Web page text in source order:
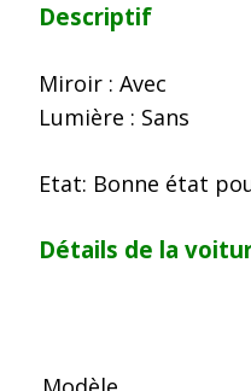
Descriptif
Miroir : Avec
Lumière : Sans
Etat: Bonne état
Détails de la